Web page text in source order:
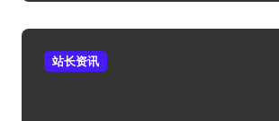
站长资讯